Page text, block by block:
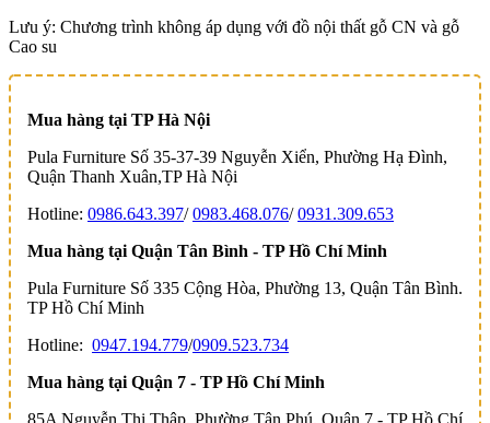
Lưu ý: Chương trình không áp dụng với đồ nội thất gỗ CN và gỗ
Cao su
Mua hàng tại TP Hà Nội
Pula Furniture Số 35-37-39 Nguyễn Xiển, Phường Hạ Đình,
Quận Thanh Xuân,TP Hà Nội
Hotline: 0986.643.397/0983.468.076/0931.309.653
Mua hàng tại Quận Tân Bình - TP Hồ Chí Minh
Pula Furniture Số 335 Cộng Hòa, Phường 13, Quận Tân Bình.
TP Hồ Chí Minh
Hotline: 0947.194.779/0909.523.734
Mua hàng tại Quận 7 - TP Hồ Chí Minh
85A Nguyễn Thị Thập, Phường Tân Phú, Quận 7 - TP Hồ Chí